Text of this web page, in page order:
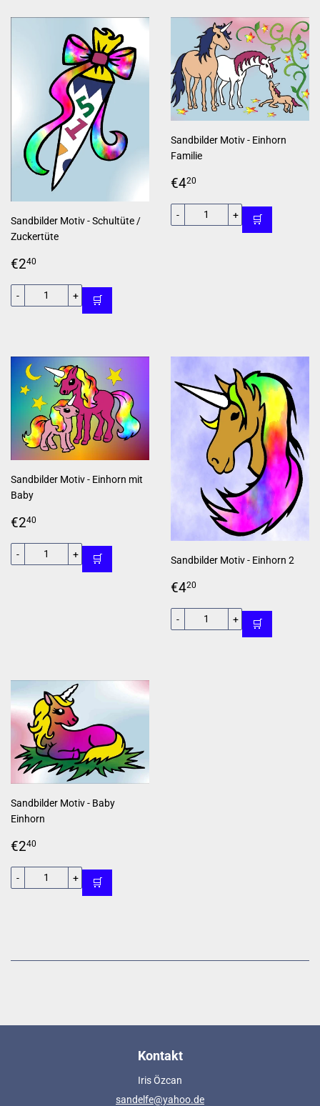
Sandbilder Motiv - Schultüte /
Zuckertüte
Normaler
€240
+
- 🛒
Sandbilder Motiv - Einhorn
Familie
Normaler
€420
+
- 🛒
Sandbilder Motiv - Einhorn mit
Baby
Normaler
€240
+
- 🛒 Sandbilder Motiv - Einhorn 2
Normaler
€420
+
- 🛒
Sandbilder Motiv - Baby
Einhorn
Normaler
€240
+
- 🛒
Kontakt
Iris Özcan
sandelfe@yahoo.de